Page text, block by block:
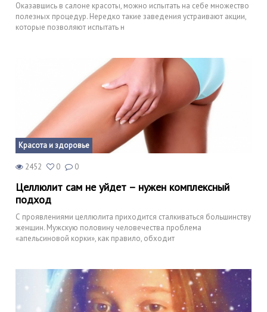
Оказавшись в салоне красоты, можно испытать на себе множество
полезных процедур. Нередко такие заведения устраивают акции,
которые позволяют испытать н
Красота и здоровье
2452 0 0
Целлюлит сам не уйдет – нужен комплексный
подход
С проявлениями целлюлита приходится сталкиваться большинству
женщин. Мужскую половину человечества проблема
«апельсиновой корки», как правило, обходит